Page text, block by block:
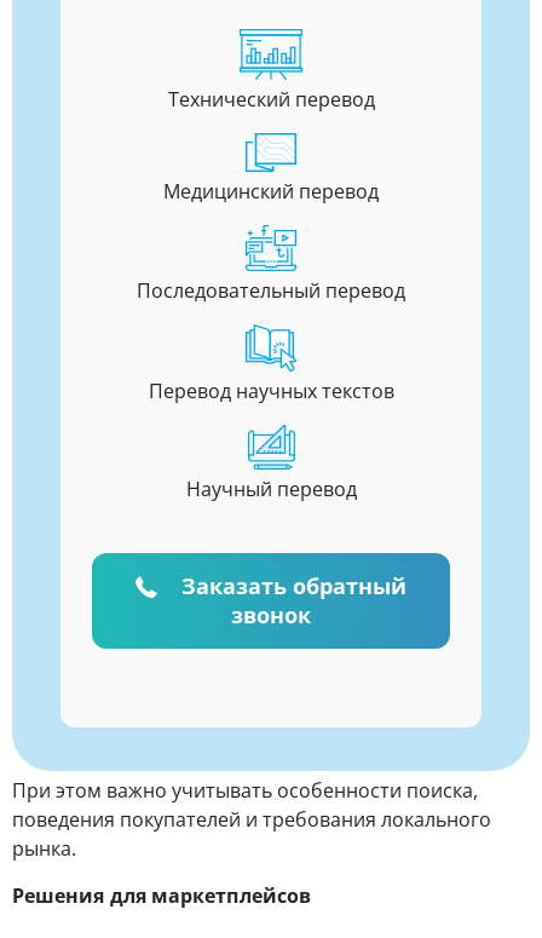
Технический перевод
Медицинский перевод
Последовательный перевод
Перевод научных текстов
Научный перевод
Заказать обратный
звонок
При этом важно учитывать особенности поиска,
поведения покупателей и требования локального
рынка.
Решения для маркетплейсов